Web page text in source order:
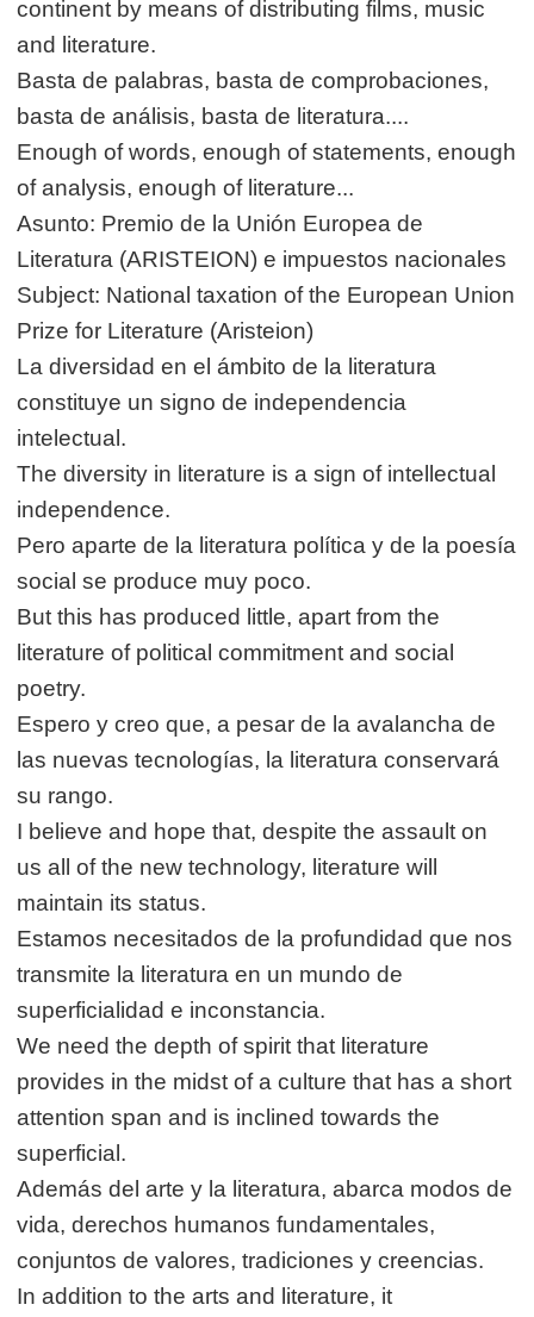
continent by means of distributing films, music
and literature.
Basta de palabras, basta de comprobaciones,
basta de análisis, basta de literatura....
Enough of words, enough of statements, enough
of analysis, enough of literature...
Asunto: Premio de la Unión Europea de
Literatura (ARISTEION) e impuestos nacionales
Subject: National taxation of the European Union
Prize for Literature (Aristeion)
La diversidad en el ámbito de la literatura
constituye un signo de independencia
intelectual.
The diversity in literature is a sign of intellectual
independence.
Pero aparte de la literatura política y de la poesía
social se produce muy poco.
But this has produced little, apart from the
literature of political commitment and social
poetry.
Espero y creo que, a pesar de la avalancha de
las nuevas tecnologías, la literatura conservará
su rango.
I believe and hope that, despite the assault on
us all of the new technology, literature will
maintain its status.
Estamos necesitados de la profundidad que nos
transmite la literatura en un mundo de
superficialidad e inconstancia.
We need the depth of spirit that literature
provides in the midst of a culture that has a short
attention span and is inclined towards the
superficial.
Además del arte y la literatura, abarca modos de
vida, derechos humanos fundamentales,
conjuntos de valores, tradiciones y creencias.
In addition to the arts and literature, it